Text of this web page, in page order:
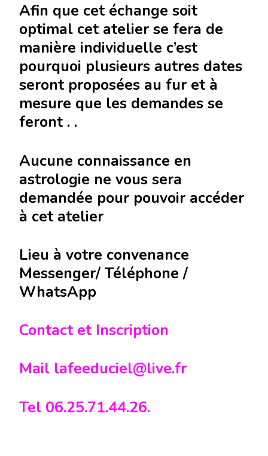
Afin que cet échange soit
optimal cet atelier se fera de
manière individuelle c’est
pourquoi plusieurs autres dates
seront proposées au fur et à
mesure que les demandes se
feront . .
Aucune connaissance en
astrologie ne vous sera
demandée pour pouvoir accéder
à cet atelier
Lieu à votre convenance
Messenger/ Téléphone /
WhatsApp
Contact et Inscription
Mail lafeeduciel@live.fr
Tel 06.25.71.44.26.